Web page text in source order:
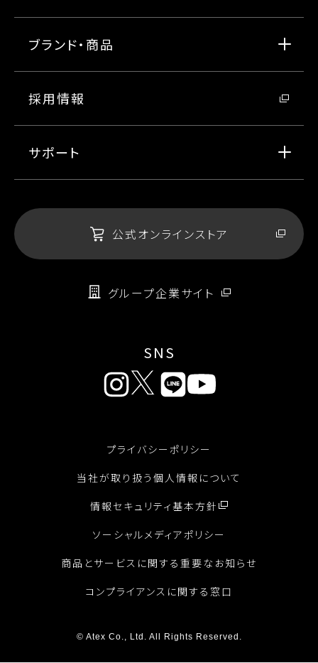
ブランド・商品
採用情報
サポート
公式オンラインストア
グループ企業サイト
SNS
プライバシーポリシー
当社が取り扱う個人情報について
情報セキュリティ基本方針
ソーシャルメディアポリシー
商品とサービスに関する重要なお知らせ
コンプライアンスに関する窓口
© Atex Co., Ltd. All Rights Reserved.